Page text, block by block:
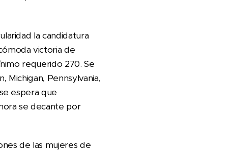
la candidatura
victoria de
requerido 270. Se
Michigan, Pennsylvania,
espera que
se decante por
de las mujeres de